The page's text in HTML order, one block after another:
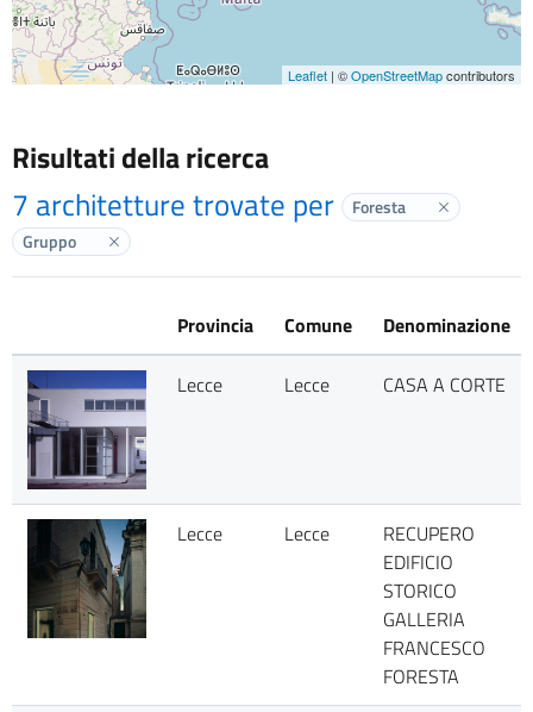
Leaflet | ©OpenStreetMapcontributors
Risultati della ricerca
7 architetture trovate per Foresta Elimina
Gruppo Elimina label
Provincia Comune Denominazione
Lecce Lecce CASA A CORTE
Lecce Lecce
RECUPERO
EDIFICIO
STORICO
GALLERIA
FRANCESCO
FORESTA